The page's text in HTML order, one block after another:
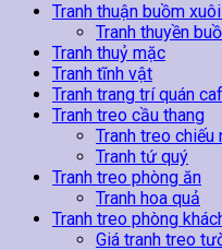
Tranh thuận buồm
Tranh thuyền
Tranh thuỷ mặc
Tranh tĩnh vật
Tranh trang trí quán
Tranh treo cầu thang
Tranh treo chiếu
Tranh tứ quý
Tranh treo phòng ăn
Tranh hoa quả
Tranh treo phòng
Giá tranh treo